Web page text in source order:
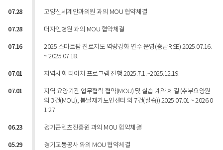
07.28 고양신세계안과의원 과의 MOU 협약체결
07.28 더자인병원 과의 MOU 협약체결
07.16
2025 스마트팜 진로지도 역량강화 연수 운영(충남RISE) 2025.07.16.
~ 2025.07.18.
07.01 지역사회 타이치 프로그램 진행 2025.7.1.~2025.12.19.
07.01
지역 요양기관 업무협력 협약(MOU) 및 실습 계약 체결 (추부요양원
외 3건(MOU), 봄날재가노인센터 외 7건(실습)) 2025.07.01 ~ 2026.0
1.27
06.23 경기콘텐츠진흥원 과의 MOU 협약체결
05.29 경기교통공사 와의 MOU 협약체결